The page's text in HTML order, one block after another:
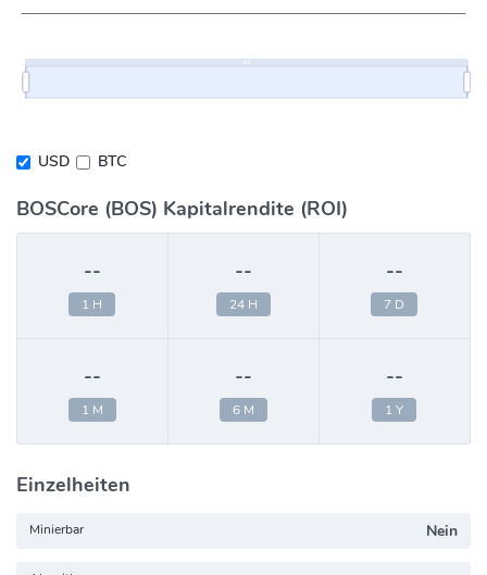
USD BTC
BOSCore (BOS) Kapitalrendite (ROI)
--
1 H
--
24 H
--
7 D
--
1 M
--
6 M
--
1 Y
Einzelheiten
Minierbar Nein